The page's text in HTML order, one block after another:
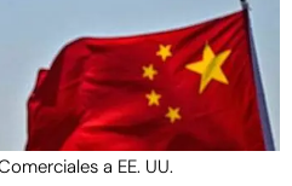
a EE. UU.